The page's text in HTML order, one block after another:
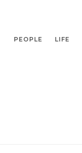
PEOPLE LIFE